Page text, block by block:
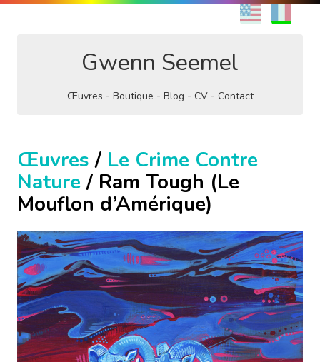
EN
Gwenn Seemel
Œuvres Boutique Blog CV Contact
Œuvres / Le Crime Contre
Nature/ Ram Tough (Le
Mouflon d’Amérique)